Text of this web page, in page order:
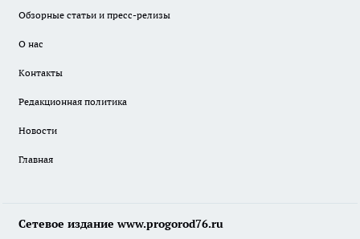
Обзорные статьи и пресс-релизы
О нас
Контакты
Редакционная политика
Новости
Главная
Сетевое издание www.progorod76.ru